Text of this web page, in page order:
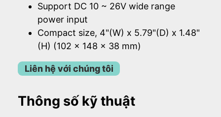
Support DC 10 ~ 26V wide range
power input
Compact size, 4"(W) x 5.79"(D) x 1.48"
(H) (102 x 148 x 38 mm)
Liên hệ với chúng tôi
Thông số kỹ thuật